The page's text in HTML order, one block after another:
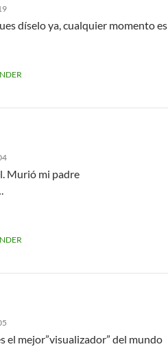
díselo ya, cualquier momento es
Murió mi padre
el mejor”visualizador” del mundo